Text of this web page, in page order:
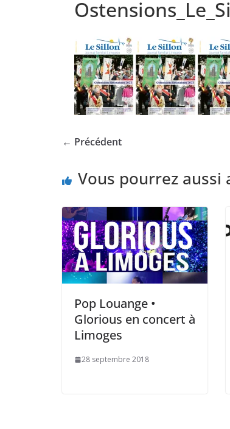
← Précédent
Vous pourrez aussi
Pop Louange •
Glorious en concert à
Limoges
28 septembre 2018